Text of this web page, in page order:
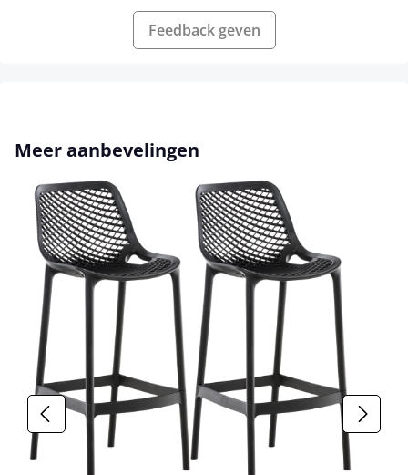
Feedback geven
Productgalerij overslaan
Meer aanbevelingen